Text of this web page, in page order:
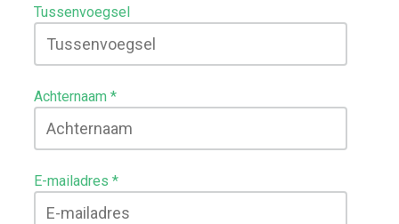
Tussenvoegsel
Achternaam
E-mailadres